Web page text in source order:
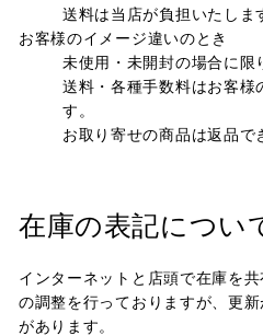
送料は当店が負担いたしま
お客様のイメージ違いのとき
未使用・未開封の場合に限
送料・各種手数料はお客様
す。
お取り寄せの商品は返品で
在庫の表記につい
インターネットと店頭で在庫を
の調整を行っておりますが、更
があります。